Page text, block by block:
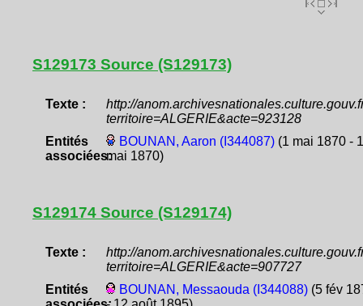
S129173 Source (S129173)
Texte :
http://
territoire=ALGERIE&acte=923128
Entités
associées:
BOUNAN, Aaron (I344087)(1 mai 1870 -
mai 1870)
S129174 Source (S129174)
Texte :
http://
territoire=ALGERIE&acte=907727
Entités
BOUNAN, Messaouda (I344088)(5 fév